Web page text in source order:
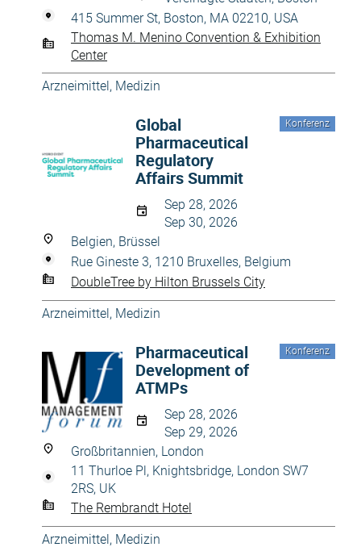
415 Summer St, Boston, MA 02210, USA
Thomas M. Menino Convention & Exhibition
Center
Arzneimittel, Medizin
Konferenz
Global
Pharmaceutical
Regulatory
Affairs Summit
Sep 28, 2026
Sep 30, 2026
Belgien, Brüssel
Rue Gineste 3, 1210 Bruxelles, Belgium
DoubleTree by Hilton Brussels City
Arzneimittel, Medizin
Konferenz
Pharmaceutical
Development of
ATMPs
Sep 28, 2026
Sep 29, 2026
Großbritannien, London
11 Thurloe Pl, Knightsbridge, London SW7
2RS, UK
The Rembrandt Hotel
Arzneimittel, Medizin